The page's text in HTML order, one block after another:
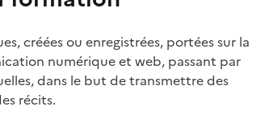
créées ou enregistrées, portées sur la
numérique et web, passant par
dans le but de transmettre des
récits.